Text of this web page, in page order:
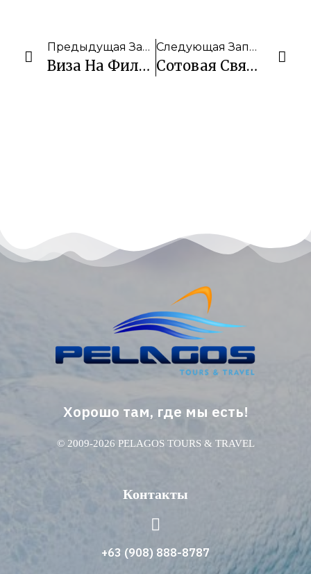
Предыдущая Запись
Виза На Филиппины И Продление Визы
Следующая Запись
Сотовая Связь И Интернет На Филиппинах
Хорошо там, где мы есть!
© 2009-2026 PELAGOS TOURS & TRAVEL
Контакты
+63 (908) 888-8787